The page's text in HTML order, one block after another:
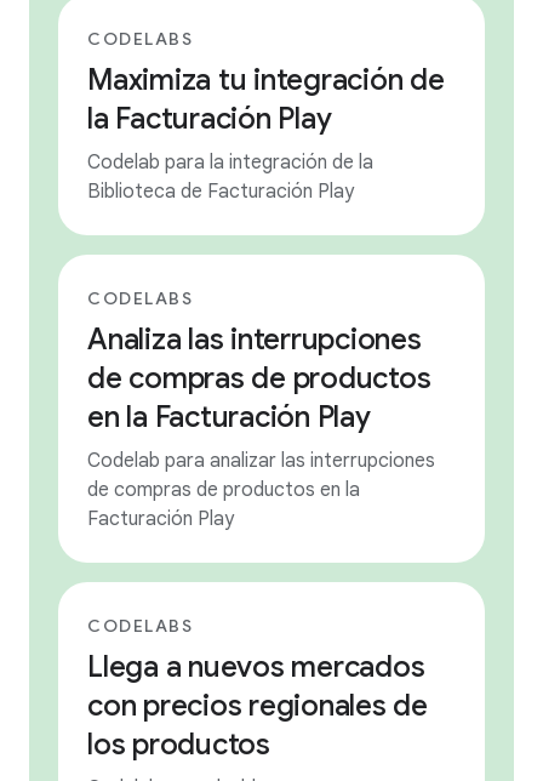
CODELABS
Maximiza tu integración de
la Facturación Play
Codelab para la integración de la
Biblioteca de Facturación Play
CODELABS
Analiza las interrupciones
de compras de productos
en la Facturación Play
Codelab para analizar las interrupciones
de compras de productos en la
Facturación Play
CODELABS
Llega a nuevos mercados
con precios regionales de
los productos